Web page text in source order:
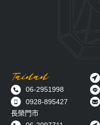
Tainan
06-2951998
0928-895427
長榮門市